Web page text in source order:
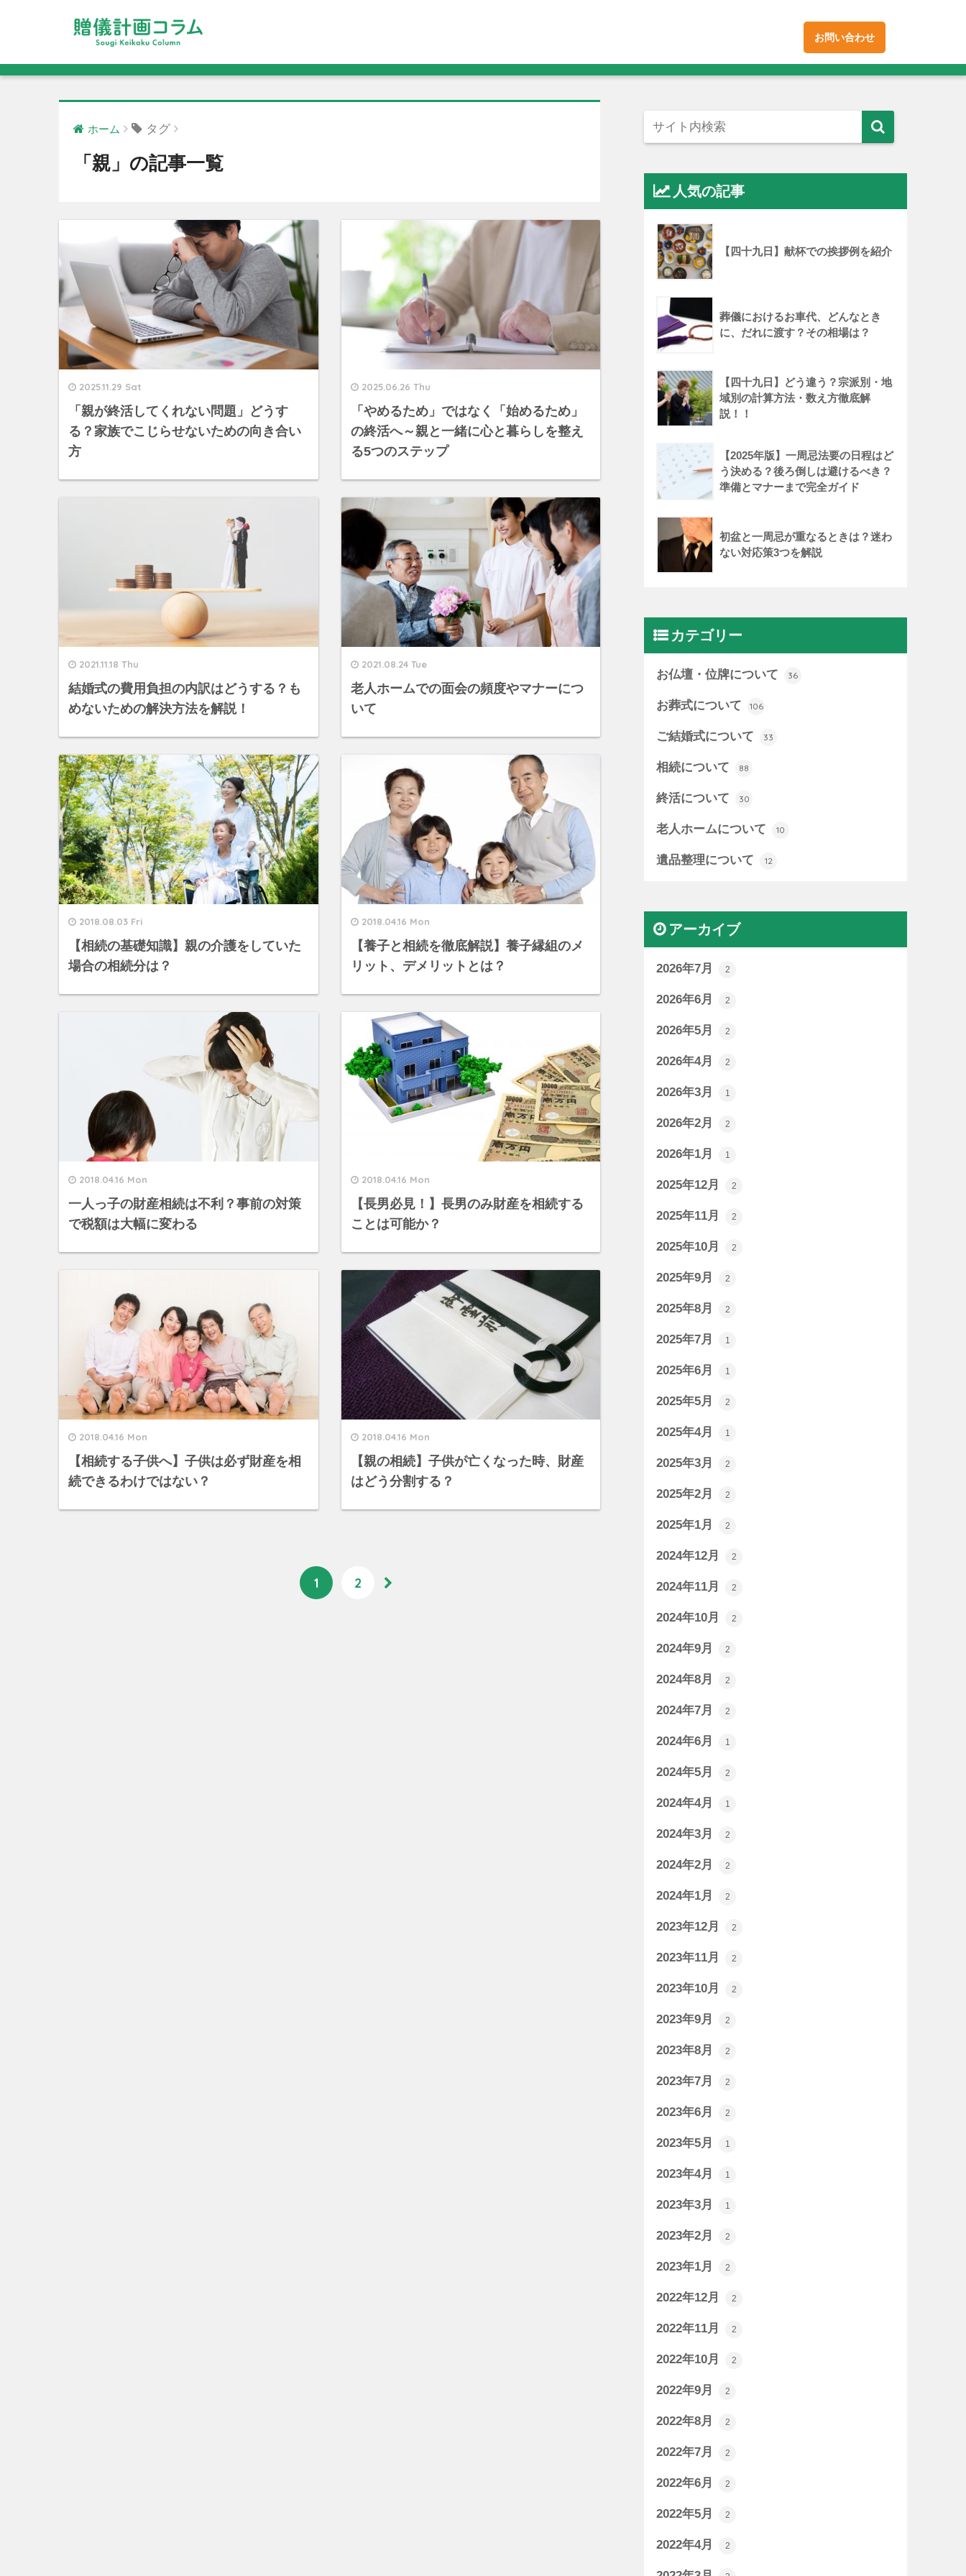
お問い合わせ
ホーム タグ
「親」の記事一覧
2025.11.29 Sat
「親が終活してくれない問題」どうす
る？家族でこじらせないための向き合い
方
2025.06.26 Thu
「やめるため」ではなく「始めるため」
の終活へ～親と一緒に心と暮らしを整え
る5つのステップ
2021.11.18 Thu
結婚式の費用負担の内訳はどうする？も
めないための解決方法を解説！
2021.08.24 Tue
老人ホームでの面会の頻度やマナーにつ
いて
2018.08.03 Fri
【相続の基礎知識】親の介護をしていた
場合の相続分は？
2018.04.16 Mon
【養子と相続を徹底解説】養子縁組のメ
リット、デメリットとは？
2018.04.16 Mon
一人っ子の財産相続は不利？事前の対策
で税額は大幅に変わる
2018.04.16 Mon
【長男必見！】長男のみ財産を相続する
ことは可能か？
2018.04.16 Mon
【相続する子供へ】子供は必ず財産を相
続できるわけではない？
2018.04.16 Mon
【親の相続】子供が亡くなった時、財産
はどう分割する？
1 2
人気の記事
【四十九日】献杯での挨拶例を紹介
葬儀におけるお車代、どんなとき
に、だれに渡す？その相場は？
【四十九日】どう違う？宗派別・地
域別の計算方法・数え方徹底解
説！！
【2025年版】一周忌法要の日程はど
う決める？後ろ倒しは避けるべき？
準備とマナーまで完全ガイド
初盆と一周忌が重なるときは？迷わ
ない対応策3つを解説
カテゴリー
お仏壇・位牌について 36
お葬式について 106
ご結婚式について 33
相続について 88
終活について 30
老人ホームについて 10
遺品整理について 12
アーカイブ
2026年7月 2
2026年6月 2
2026年5月 2
2026年4月 2
2026年3月 1
2026年2月 2
2026年1月 1
2025年12月 2
2025年11月 2
2025年10月 2
2025年9月 2
2025年8月 2
2025年7月 1
2025年6月 1
2025年5月 2
2025年4月 1
2025年3月 2
2025年2月 2
2025年1月 2
2024年12月 2
2024年11月 2
2024年10月 2
2024年9月 2
2024年8月 2
2024年7月 2
2024年6月 1
2024年5月 2
2024年4月 1
2024年3月 2
2024年2月 2
2024年1月 2
2023年12月 2
2023年11月 2
2023年10月 2
2023年9月 2
2023年8月 2
2023年7月 2
2023年6月 2
2023年5月 1
2023年4月 1
2023年3月 1
2023年2月 2
2023年1月 2
2022年12月 2
2022年11月 2
2022年10月 2
2022年9月 2
2022年8月 2
2022年7月 2
2022年6月 2
2022年5月 2
2022年4月 2